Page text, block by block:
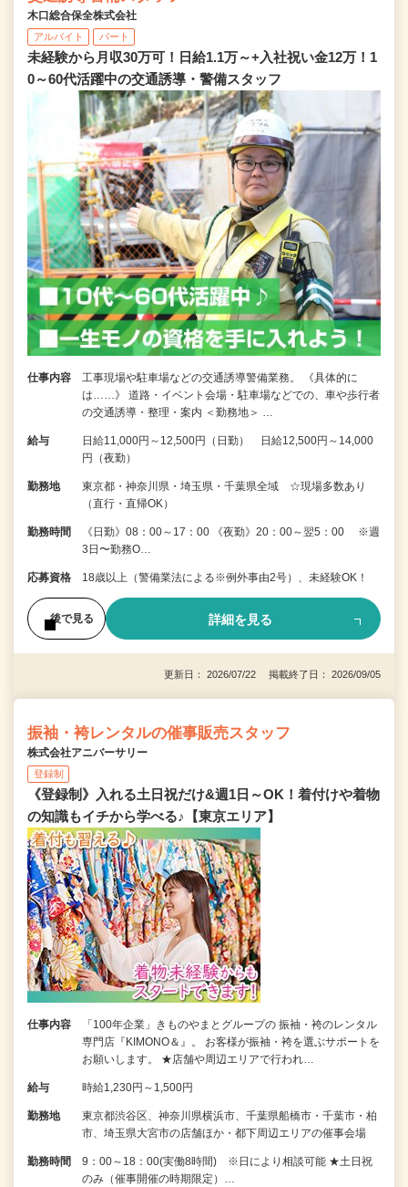
木口総合保全株式会社
アルバイト パート
未経験から月収30万可！日給1.1万～+入社祝い金12万！1
0～60代活躍中の交通誘導・警備スタッフ
仕事内容
工事現場や駐車場などの交通誘導警備業務。 《具体的に
は……》 道路・イベント会場・駐車場などでの、車や歩行者
の交通誘導・整理・案内 ＜勤務地＞ …
給与
日給11,000円～12,500円（日勤） 日給12,500円～14,000
円（夜勤）
勤務地
東京都・神奈川県・埼玉県・千葉県全域 ☆現場多数あり
（直行・直帰OK）
勤務時間
《日勤》08：00～17：00 《夜勤》20：00～翌5：00 ※週
3日〜勤務O…
応募資格 18歳以上（警備業法による※例外事由2号）、未経験OK！
後で見る 詳細を見る
更新日： 2026/07/22 掲載終了日： 2026/09/05
振袖・袴レンタルの催事販売スタッフ
株式会社アニバーサリー
登録制
《登録制》入れる土日祝だけ&週1日～OK！着付けや着物
の知識もイチから学べる♪【東京エリア】
仕事内容
「100年企業」きものやまとグループの 振袖・袴のレンタル
専門店『KIMONO＆』。 お客様が振袖・袴を選ぶサポートを
お願いします。 ★店舗や周辺エリアで行われ…
給与 時給1,230円～1,500円
勤務地
東京都渋谷区、神奈川県横浜市、千葉県船橋市・千葉市・柏
市、埼玉県大宮市の店舗ほか・都下周辺エリアの催事会場
勤務時間
9：00～18：00(実働8時間) ※日により相談可能 ★土日祝
のみ（催事開催の時期限定）…